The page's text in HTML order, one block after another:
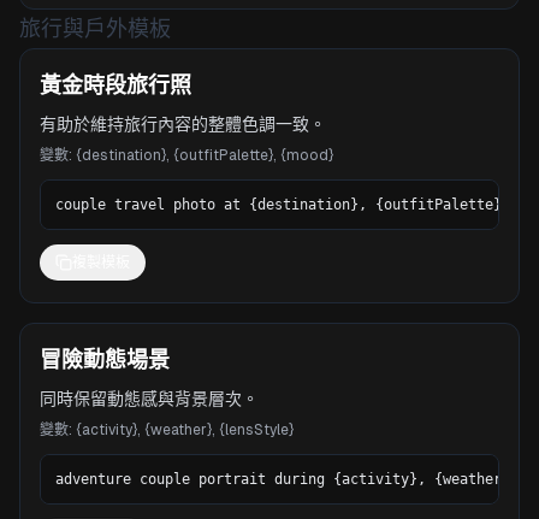
旅行與戶外模板
黃金時段旅行照
有助於維持旅行內容的整體色調一致。
變數: {destination}, {outfitPalette}, {mood}
couple travel photo at {destination}, {outfitPalette},
冒險動態場景
同時保留動態感與背景層次。
變數: {activity}, {weather}, {lensStyle}
adventure couple portrait during {activity}, {weather},